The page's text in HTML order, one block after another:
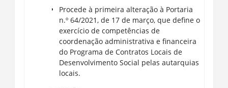
Procede à primeira alteração à Portaria
n.º 64/2021, de 17 de março, que define o
exercício de competências de
coordenação administrativa e financeira
do Programa de Contratos Locais de
Desenvolvimento Social pelas autarquias
locais.